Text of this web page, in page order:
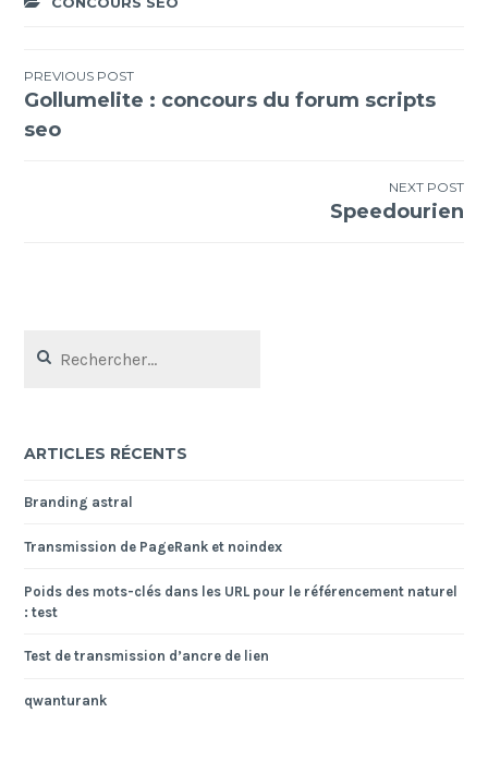
Navigation
de
PREVIOUS POST
Gollumelite : concours du forum scripts
seo
NEXT POST
Speedourien
ARTICLES RÉCENTS
Branding astral
Transmission de PageRank et noindex
Poids des mots-clés dans les URL pour le référencement naturel
: test
Test de transmission d’ancre de lien
qwanturank